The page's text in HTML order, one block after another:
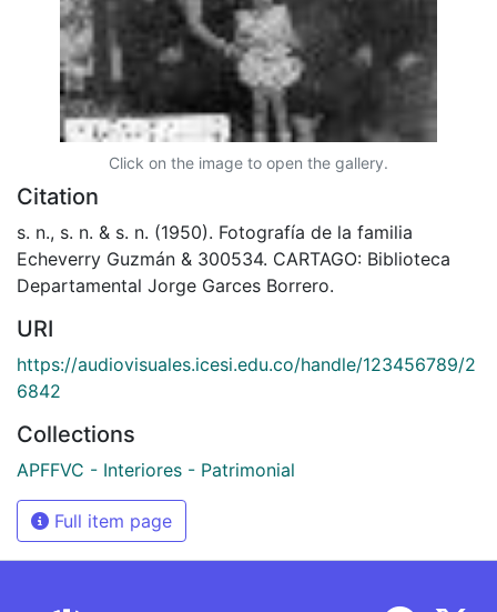
Click on the image to open the gallery.
Citation
s. n., s. n. & s. n. (1950). Fotografía de la familia
Echeverry Guzmán & 300534. CARTAGO: Biblioteca
Departamental Jorge Garces Borrero.
URI
https://audiovisuales.icesi.edu.co/handle/123456789/2
6842
Collections
APFFVC - Interiores - Patrimonial
Full item page